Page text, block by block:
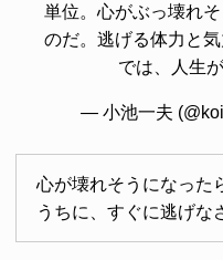
単位。心がぶっ壊れ
のだ。逃げる体力と
では、人生
— 小池一夫
心が壊れそうになった
うちに、すぐに逃げな